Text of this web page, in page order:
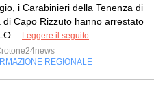
i Carabinieri della Tenenza di
di Capo Rizzuto hanno arrestato
Leggere il seguito
REGIONALE